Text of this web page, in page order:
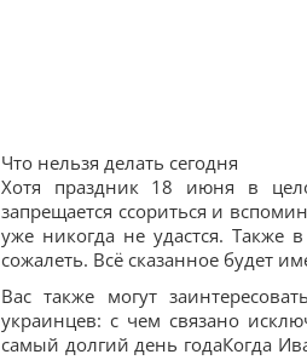
Что нельзя делать сегодня
Хотя праздник 18 июня в
запрещается ссориться и
уже никогда не удастся. Также
сожалеть. Всё сказанное будет
Вас также могут
украинцев: с чем связано
самый долгий день годаКогда